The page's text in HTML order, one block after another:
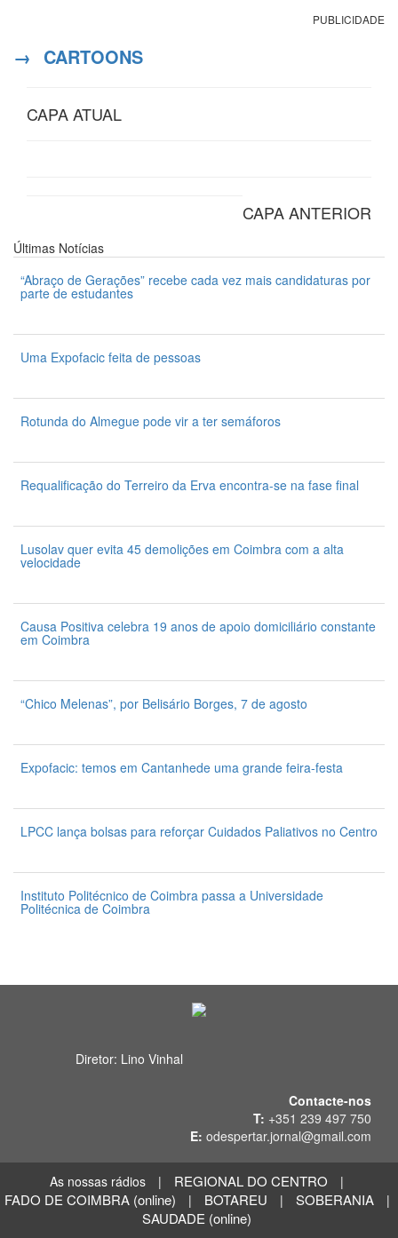
PUBLICIDADE
→ CARTOONS
CAPA ATUAL
CAPA ANTERIOR
Últimas Notícias
“Abraço de Gerações” recebe cada vez mais candidaturas por
parte de estudantes
Uma Expofacic feita de pessoas
Rotunda do Almegue pode vir a ter semáforos
Requalificação do Terreiro da Erva encontra-se na fase final
Lusolav quer evita 45 demolições em Coimbra com a alta
velocidade
Causa Positiva celebra 19 anos de apoio domiciliário constante
em Coimbra
“Chico Melenas”, por Belisário Borges, 7 de agosto
Expofacic: temos em Cantanhede uma grande feira-festa
LPCC lança bolsas para reforçar Cuidados Paliativos no Centro
Instituto Politécnico de Coimbra passa a Universidade
Politécnica de Coimbra
Diretor: Lino Vinhal
Contacte-nos
T: +351 239 497 750
E: odespertar.jornal@gmail.com
As nossas rádios | REGIONAL DO CENTRO |
FADO DE COIMBRA (online) | BOTAREU | SOBERANIA |
SAUDADE (online)